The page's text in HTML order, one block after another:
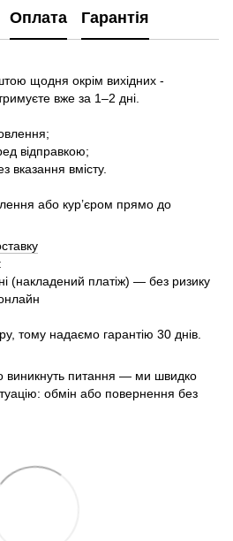
Оплата Гарантія
щодня окрім вихідних -
вже за 1–2 дні.
відправкою;
вмісту.
або кур’єром прямо до
платіж) — без ризику
тому надаємо гарантію 30 днів.
виникнуть питання — ми швидко
обмін або повернення без